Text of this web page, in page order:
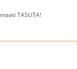
TASUTA!